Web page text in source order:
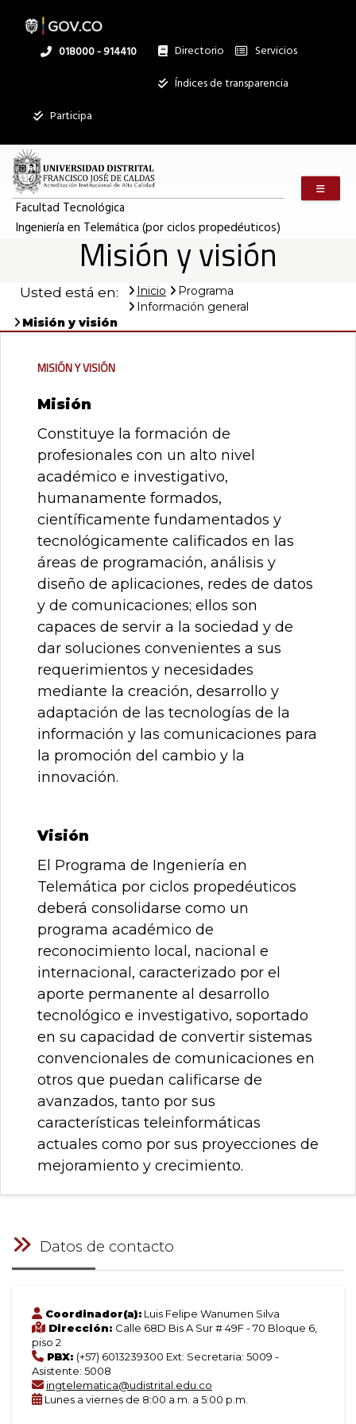
contenido
Linea
018000 - 914410 Directorio
Institucional
Servicios
Índices de transparencia
Participa
Facultad Tecnológica
Ingeniería en Telemática (por ciclos propedéuticos)
Misión y visión
Usted está en: Inicio
Programa
Información general
Misión y visión
Misión y Visión
Misión
Constituye la formación de
profesionales con un alto nivel
académico e investigativo,
humanamente formados,
científicamente fundamentados y
tecnológicamente calificados en las
áreas de programación, análisis y
diseño de aplicaciones, redes de datos
y de comunicaciones; ellos son
capaces de servir a la sociedad y de
dar soluciones convenientes a sus
requerimientos y necesidades
mediante la creación, desarrollo y
adaptación de las tecnologías de la
información y las comunicaciones para
la promoción del cambio y la
innovación.
Visión
El Programa de Ingeniería en
Telemática por ciclos propedéuticos
deberá consolidarse como un
programa académico de
reconocimiento local, nacional e
internacional, caracterizado por el
aporte permanente al desarrollo
tecnológico e investigativo, soportado
en su capacidad de convertir sistemas
convencionales de comunicaciones en
otros que puedan calificarse de
avanzados, tanto por sus
características teleinformáticas
actuales como por sus proyecciones de
mejoramiento y crecimiento.
Datos de contacto
Coordinador(a): Luis Felipe Wanumen Silva
Dirección: Calle 68D Bis A Sur # 49F - 70 Bloque 6,
piso 2
PBX: (+57) 6013239300 Ext: Secretaria: 5009 -
Asistente: 5008
ingtelematica@udistrital.edu.co
Lunes a viernes de 8:00 a.m. a 5:00 p.m.